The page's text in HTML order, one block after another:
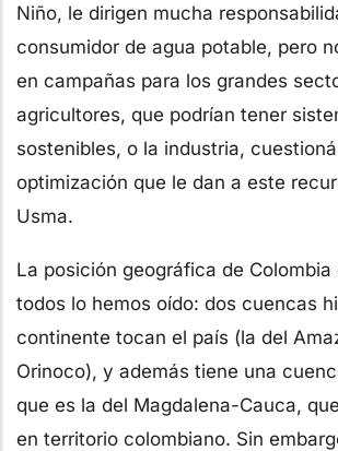
Niño, le dirigen mucha
consumidor de agua potable, pero
en campañas para los grandes
agricultores, que podrían tener
sostenibles, o la industria,
optimización que le dan a este
Usma.
La posición geográfica de Colombia
todos lo hemos oído: dos cuencas
continente tocan el país (la del
Orinoco), y además tiene una
que es la del Magdalena-Cauca,
en territorio colombiano. Sin